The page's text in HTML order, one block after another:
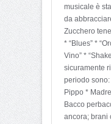
musicale è
da
Zucchero
* “Blues” *
Vino” *
sicuramente
periodo
Pippo *
Bacco
ancora; brani